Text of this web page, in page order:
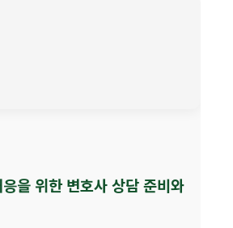
을 위한 변호사 상담 준비와